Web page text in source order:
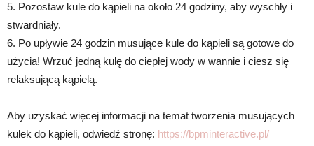
5. Pozostaw kule do kąpieli na około 24 godziny, aby wyschły i
stwardniały.
6. Po upływie 24 godzin musujące kule do kąpieli są gotowe do
użycia! Wrzuć jedną kulę do ciepłej wody w wannie i ciesz się
relaksującą kąpielą.
Aby uzyskać więcej informacji na temat tworzenia musujących
kulek do kąpieli, odwiedź stronę: https://bpminteractive.pl/